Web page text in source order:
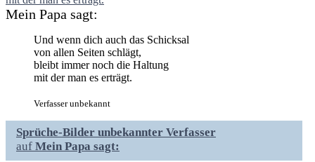
Mein Papa sagt:
Und wenn dich auch das Schicksal
von allen Seiten schlägt,
bleibt immer noch die Haltung
mit der man es erträgt.
Verfasser unbekannt
Sprüche-Bilder unbekannter Verfasser
auf Mein Papa sagt: